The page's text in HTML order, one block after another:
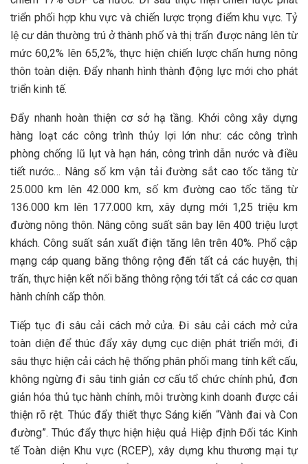
triển phối hợp khu vực và chiến lược trọng điểm khu vực. Tỷ
lệ cư dân thường trú ở thành phố và thị trấn được nâng lên từ
mức 60,2% lên 65,2%, thực hiện chiến lược chấn hưng nông
thôn toàn diện. Đẩy nhanh hình thành động lực mới cho phát
triển kinh tế.
Đẩy nhanh hoàn thiện cơ sở hạ tầng. Khởi công xây dựng
hàng loạt các công trình thủy lợi lớn như: các công trình
phòng chống lũ lụt và hạn hán, công trình dẫn nước và điều
tiết nước… Nâng số km vận tải đường sắt cao tốc tăng từ
25.000 km lên 42.000 km, số km đường cao tốc tăng từ
136.000 km lên 177.000 km, xây dựng mới 1,25 triệu km
đường nông thôn. Nâng công suất sân bay lên 400 triệu lượt
khách. Công suất sản xuất điện tăng lên trên 40%. Phổ cập
mạng cáp quang băng thông rộng đến tất cả các huyện, thị
trấn, thực hiện kết nối băng thông rộng tới tất cả các cơ quan
hành chính cấp thôn.
Tiếp tục đi sâu cải cách mở cửa. Đi sâu cải cách mở cửa
toàn diện để thúc đẩy xây dựng cục diện phát triển mới, đi
sâu thực hiện cải cách hệ thống phân phối mang tính kết cấu,
không ngừng đi sâu tinh giản cơ cấu tổ chức chính phủ, đơn
giản hóa thủ tục hành chính, môi trường kinh doanh được cải
thiện rõ rệt. Thúc đẩy thiết thực Sáng kiến “Vành đai và Con
đường”. Thúc đẩy thực hiện hiệu quả Hiệp định Đối tác Kinh
tế Toàn diện Khu vực (RCEP), xây dựng khu thương mại tự